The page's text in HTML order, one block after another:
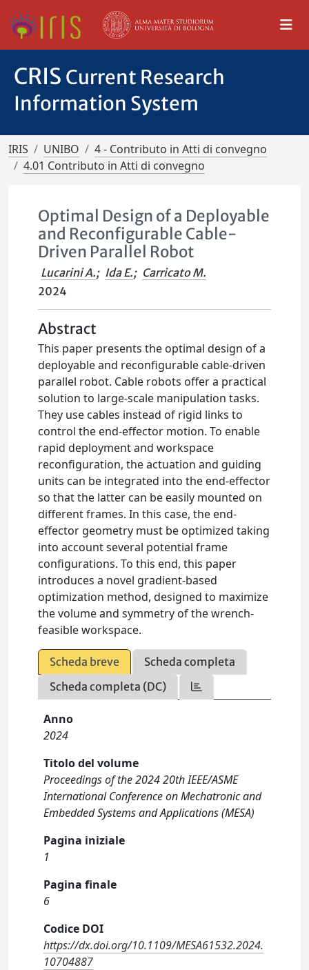
CRIS Current Research
Information System
IRIS UNIBO
4 - Contributo in Atti di convegno
4.01 Contributo in Atti di convegno
Optimal Design of a Deployable
and Reconfigurable Cable-
Driven Parallel Robot
Lucarini A.; Ida E.; Carricato M.
2024
Abstract
This paper presents the optimal design of a
deployable and reconfigurable cable-driven
parallel robot. Cable robots offer a practical
solution to large-scale manipulation tasks.
They use cables instead of rigid links to
control the end-effector motion. To enable
rapid deployment and workspace
reconfiguration, the actuation and guiding
units can be integrated into the end-effector
so that the latter can be easily mounted on
different frames. In this case, the end-
effector geometry must be optimized taking
into account several potential frame
configurations. To this end, this paper
introduces a novel gradient-based
optimization method, designed to maximize
the volume and symmetry of the wrench-
feasible workspace.
Scheda breve
Scheda completa
Scheda completa (DC)
Anno
2024
Titolo del volume
Proceedings of the 2024 20th IEEE/ASME
International Conference on Mechatronic and
Embedded Systems and Applications (MESA)
Pagina iniziale
1
Pagina finale
6
Codice DOI
https://dx.doi.org/10.1109/MESA61532.2024.
10704887